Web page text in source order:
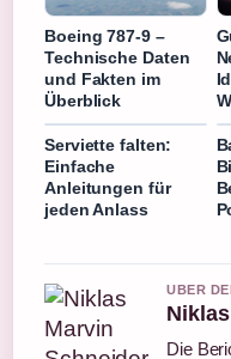
Boeing 787-9 –
Technische Daten
und Fakten im
Überblick
Serviette falten:
Einfache
Anleitungen für
jeden Anlass
UBER
Die